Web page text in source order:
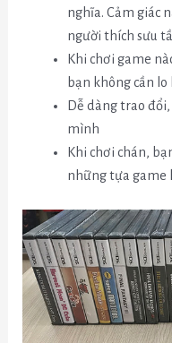
nghĩa. Cảm giác
người thích sưu
Khi chơi game
bạn không cần lo
Dễ dàng trao
mình
Khi chơi chán,
những tựa game